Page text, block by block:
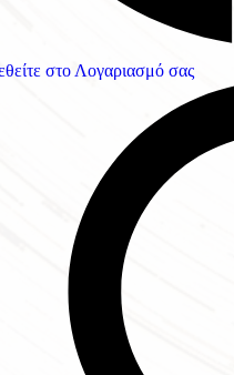
στο Λογαριασμό σας